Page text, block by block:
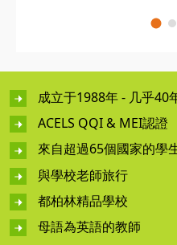
成立于1988年 - 几乎40
ACELS QQI & MEI認證
來自超過65個國家的學
與學校老師旅行
都柏林精品學校
母語為英語的教師